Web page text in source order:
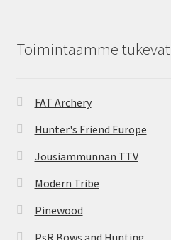
Toimintaamme tukevat
FAT Archery
Hunter's Friend Europe
Jousiammunnan TTV
Modern Tribe
Pinewood